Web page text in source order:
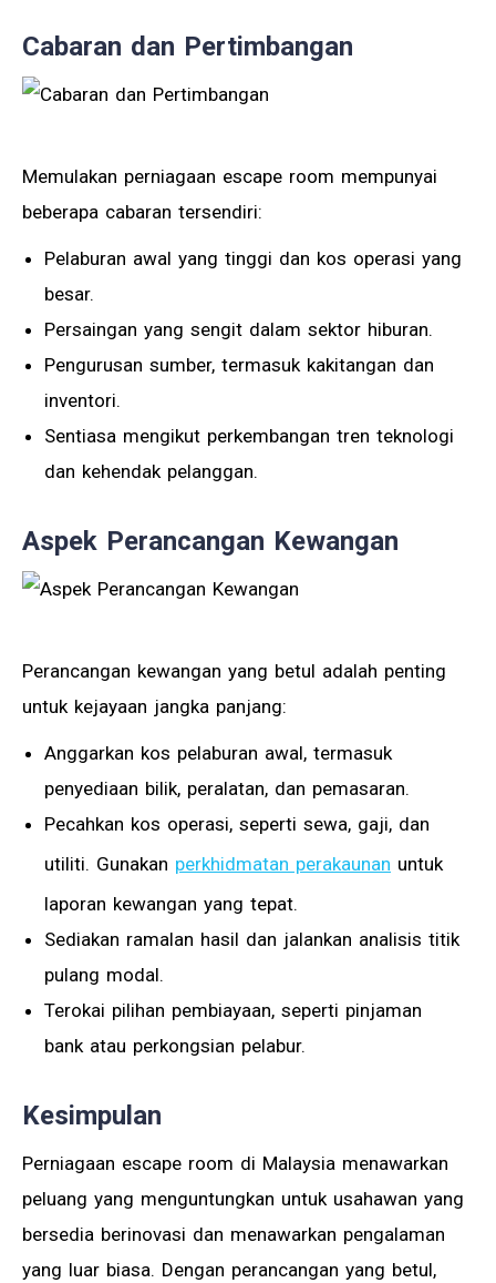
Cabaran dan Pertimbangan
Memulakan perniagaan escape room mempunyai
beberapa cabaran tersendiri:
Pelaburan awal yang tinggi dan kos operasi yang
besar.
Persaingan yang sengit dalam sektor hiburan.
Pengurusan sumber, termasuk kakitangan dan
inventori.
Sentiasa mengikut perkembangan tren teknologi
dan kehendak pelanggan.
Aspek Perancangan Kewangan
Perancangan kewangan yang betul adalah penting
untuk kejayaan jangka panjang:
Anggarkan kos pelaburan awal, termasuk
penyediaan bilik, peralatan, dan pemasaran.
Pecahkan kos operasi, seperti sewa, gaji, dan
utiliti. Gunakan perkhidmatan perakaunan untuk
laporan kewangan yang tepat.
Sediakan ramalan hasil dan jalankan analisis titik
pulang modal.
Terokai pilihan pembiayaan, seperti pinjaman
bank atau perkongsian pelabur.
Kesimpulan
Perniagaan escape room di Malaysia menawarkan
peluang yang menguntungkan untuk usahawan yang
bersedia berinovasi dan menawarkan pengalaman
yang luar biasa. Dengan perancangan yang betul,